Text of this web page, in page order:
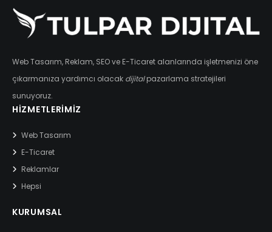
Web Tasarım, Reklam, SEO ve E-Ticaret alanlarında işletmenizi öne
çıkarmanıza yardımcı olacak dijitalpazarlama stratejileri
sunuyoruz.
HIZMETLERIMIZ
Web Tasarım
E-Ticaret
Reklamlar
Hepsi
KURUMSAL